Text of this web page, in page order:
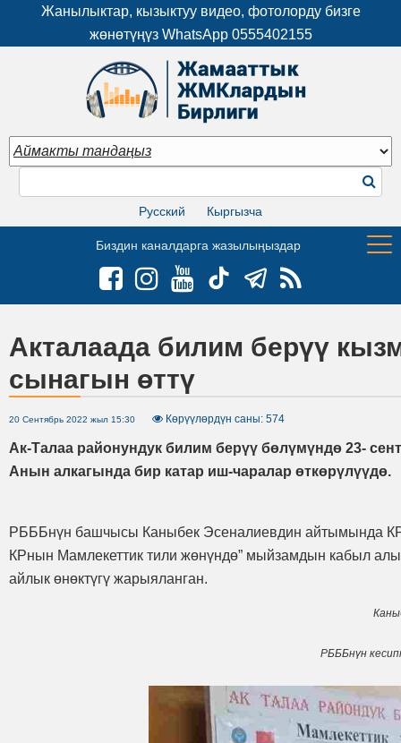
Жанылыктар, кызыктуу видео, фотолорду бизге
жөнөтүңүз WhatsApp 0555402155
Русский Кыргызча
Биздин каналдарга жазылыңыздар
Акталаада билим берүү
сынагын өттү
20 Сентябрь 2022 жыл 15:30 Көрүүлөрдүн саны: 574
Ак-Талаа районундук билим берүү бөлүмүндө 23-
Анын алкагында бир катар иш-чаралар өткөрүлүүдө.
РБББнүн башчысы Каныбек Эсеналиевдин айтымында
КРнын Мамлекеттик тили жөнүндө” мыйзамдын кабыл
айлык өнөктүгү жарыяланган.
РБББнүн